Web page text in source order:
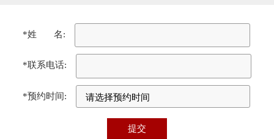
*姓 名:
*联系电话:
*预约时间: